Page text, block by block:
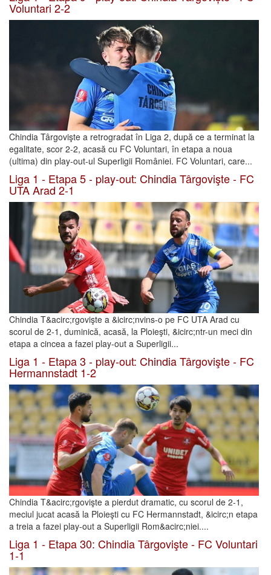
Voluntari 2-2
Chindia Târgovişte a retrogradat în Liga 2, după ce a terminat la
egalitate, scor 2-2, acasă cu FC Voluntari, în etapa a noua
(ultima) din play-out-ul Superligii României. FC Voluntari, care...
Liga 1 - Etapa 5 - play-out: Chindia Târgovişte - FC
UTA Arad 2-1
Chindia T&acirc;rgovişte a &icirc;nvins-o pe FC UTA Arad cu
scorul de 2-1, duminică, acasă, la Ploieşti, &icirc;ntr-un meci din
etapa a cincea a fazei play-out a Superligii...
Liga 1 - Etapa 3 - play-out: Chindia Târgovişte - FC
Hermannstadt 1-2
Chindia T&acirc;rgovişte a pierdut dramatic, cu scorul de 2-1,
meciul jucat acasă la Ploieşti cu FC Hermannstadt, &icirc;n etapa
a treia a fazei play-out a Superligii Rom&acirc;niei....
Liga 1 - Etapa 30: Chindia Târgovişte - FC Voluntari
1-1